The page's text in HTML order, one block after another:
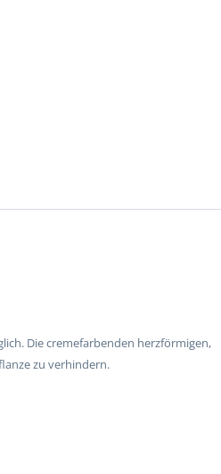
Die cremefarbenden herzförmigen,
zu verhindern.